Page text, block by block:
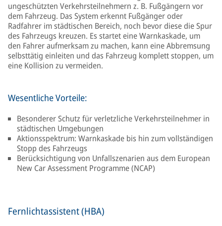
ungeschützten Verkehrsteilnehmern z. B. Fußgängern vor
dem Fahrzeug. Das System erkennt Fußgänger oder
Radfahrer im städtischen Bereich, noch bevor diese die Spur
des Fahrzeugs kreuzen. Es startet eine Warnkaskade, um
den Fahrer aufmerksam zu machen, kann eine Abbremsung
selbsttätig einleiten und das Fahrzeug komplett stoppen, um
eine Kollision zu vermeiden.
Wesentliche Vorteile:
Besonderer Schutz für verletzliche Verkehrsteilnehmer in
städtischen Umgebungen
Aktionsspektrum: Warnkaskade bis hin zum vollständigen
Stopp des Fahrzeugs
Berücksichtigung von Unfallszenarien aus dem European
New Car Assessment Programme (NCAP)
Fernlichtassistent (HBA)